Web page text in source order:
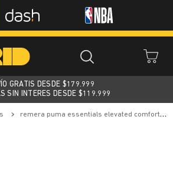
GRATIS DESDE $179.999
SIN INTERES DESDE $119.999
remera puma essentials elevated comfort logo mujer